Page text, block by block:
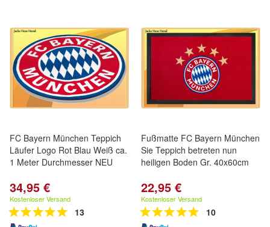
FC Bayern München Teppich
Läufer Logo Rot Blau Weiß ca.
1 Meter Durchmesser NEU
34,95 €
Kostenloser Versand
13
Fußmatte FC Bayern München
Sie Teppich betreten nun
heiligen Boden Gr. 40x60cm
22,95 €
Kostenloser Versand
10